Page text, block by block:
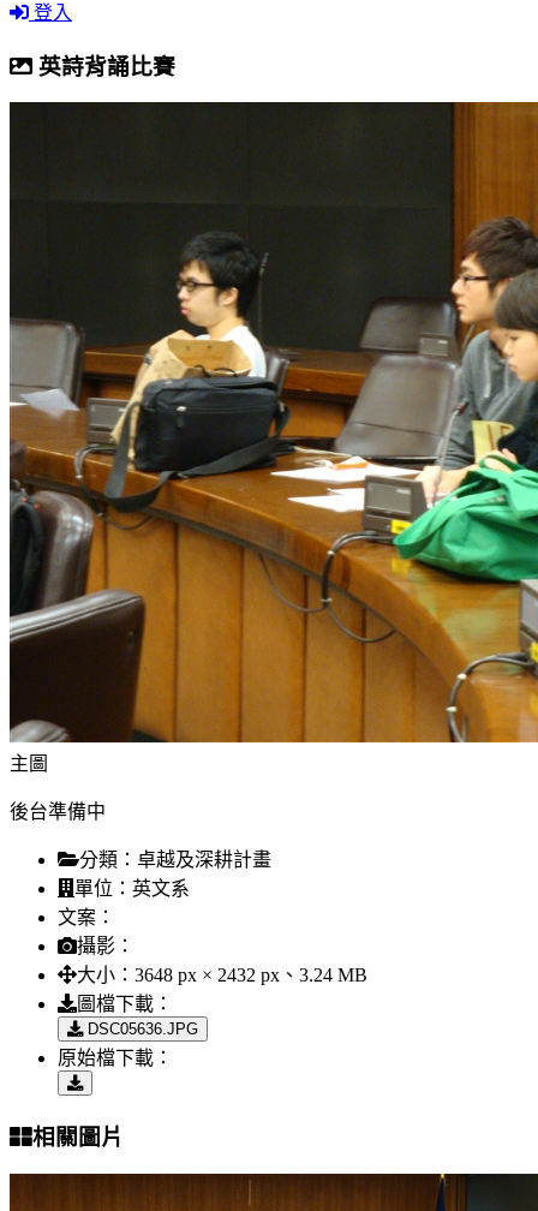
登入
英詩背誦比賽
主圖
後台準備中
分類： 卓越及深耕計畫
單位： 英文系
文案：
攝影：
大小： 3648 px × 2432 px、3.24 MB
圖檔下載：
DSC05636.JPG
原始檔下載：
相關圖片